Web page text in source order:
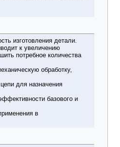
изготовления детали.
к увеличению
потребное количества
обработку,
для назначения
базового и
в